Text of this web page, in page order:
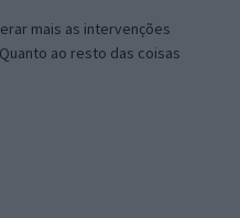
mais as intervenções
ao resto das coisas